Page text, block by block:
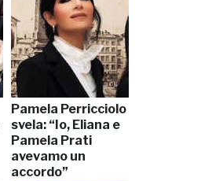
Pamela Perricciolo
svela: “Io, Eliana e
Pamela Prati
avevamo un
accordo”